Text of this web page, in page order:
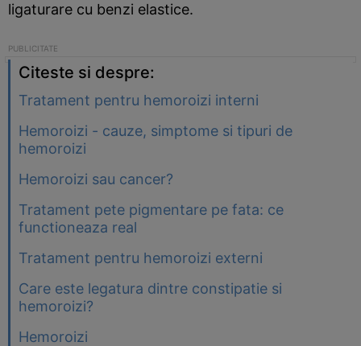
ligaturare cu benzi elastice.
Citeste si despre:
Tratament pentru hemoroizi interni
Hemoroizi - cauze, simptome si tipuri de
hemoroizi
Hemoroizi sau cancer?
Tratament pete pigmentare pe fata: ce
functioneaza real
Tratament pentru hemoroizi externi
Care este legatura dintre constipatie si
hemoroizi?
Hemoroizi